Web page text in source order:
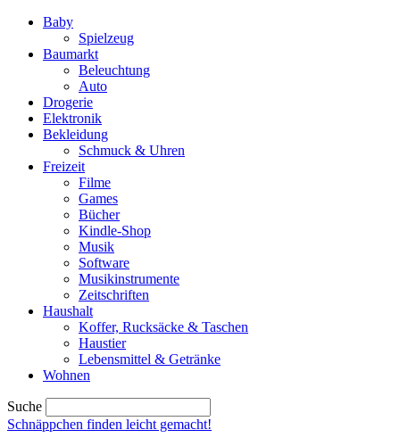
Baby
Spielzeug
Baumarkt
Beleuchtung
Auto
Drogerie
Elektronik
Bekleidung
Schmuck & Uhren
Freizeit
Filme
Games
Bücher
Kindle-Shop
Musik
Software
Musikinstrumente
Zeitschriften
Haushalt
Koffer, Rucksäcke & Taschen
Haustier
Lebensmittel & Getränke
Wohnen
Suche
Schnäppchen finden leicht gemacht!